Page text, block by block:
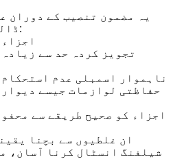
یہ مضمون تنصیب کے دوران
ڈالتا ہے جس سے بچنا ہے:
1)
3) ناہموار اسمبلی عدم
ان غلطیوں سے بچنا
شیلفنگ انسٹال کرنا آسان،